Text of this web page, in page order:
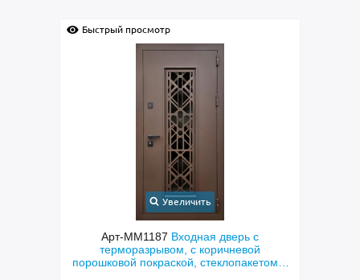
Быстрый просмотр
Увеличить
Арт-ММ1384Входная дверь с
металлофиленкой, бугельной ручкой и
порошковым напылением RAL 7021